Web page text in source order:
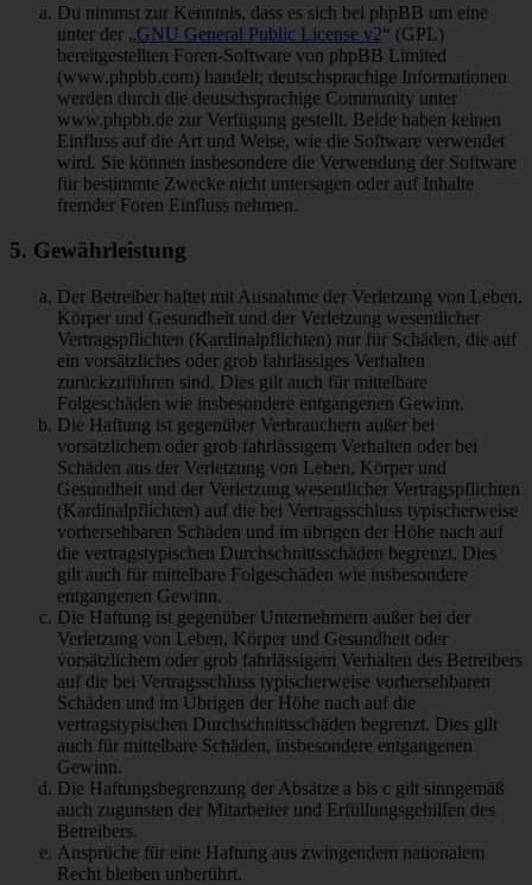
Du nimmst zur Kenntnis, dass es sich bei phpBB um eine
unter der „GNU General Public License v2“ (GPL)
bereitgestellten Foren-Software von phpBB Limited
(www.phpbb.com) handelt; deutschsprachige Informationen
werden durch die deutschsprachige Community unter
www.phpbb.de zur Verfügung gestellt. Beide haben keinen
Einfluss auf die Art und Weise, wie die Software verwendet
wird. Sie können insbesondere die Verwendung der Software
für bestimmte Zwecke nicht untersagen oder auf Inhalte
fremder Foren Einfluss nehmen.
5. Gewährleistung
Der Betreiber haftet mit Ausnahme der Verletzung von Leben,
Körper und Gesundheit und der Verletzung wesentlicher
Vertragspflichten (Kardinalpflichten) nur für Schäden, die auf
ein vorsätzliches oder grob fahrlässiges Verhalten
zurückzuführen sind. Dies gilt auch für mittelbare
Folgeschäden wie insbesondere entgangenen Gewinn.
Die Haftung ist gegenüber Verbrauchern außer bei
vorsätzlichem oder grob fahrlässigem Verhalten oder bei
Schäden aus der Verletzung von Leben, Körper und
Gesundheit und der Verletzung wesentlicher Vertragspflichten
(Kardinalpflichten) auf die bei Vertragsschluss typischerweise
vorhersehbaren Schäden und im übrigen der Höhe nach auf
die vertragstypischen Durchschnittsschäden begrenzt. Dies
gilt auch für mittelbare Folgeschäden wie insbesondere
entgangenen Gewinn.
Die Haftung ist gegenüber Unternehmern außer bei der
Verletzung von Leben, Körper und Gesundheit oder
vorsätzlichem oder grob fahrlässigem Verhalten des Betreibers
auf die bei Vertragsschluss typischerweise vorhersehbaren
Schäden und im Übrigen der Höhe nach auf die
vertragstypischen Durchschnittsschäden begrenzt. Dies gilt
auch für mittelbare Schäden, insbesondere entgangenen
Gewinn.
Die Haftungsbegrenzung der Absätze a bis c gilt sinngemäß
auch zugunsten der Mitarbeiter und Erfüllungsgehilfen des
Betreibers.
Ansprüche für eine Haftung aus zwingendem nationalem
Recht bleiben unberührt.